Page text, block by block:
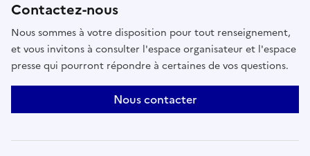
Contactez-nous
Nous sommes à votre disposition pour tout renseignement,
et vous invitons à consulter l'espace organisateur et l'espace
presse qui pourront répondre à certaines de vos questions.
Nous contacter